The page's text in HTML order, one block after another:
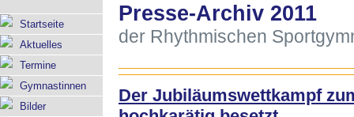
Startseite
Aktuelles
Termine
Gymnastinnen
Bilder
Presse-Archiv 2011
der Rhythmischen
Der Jubiläumswettkampf